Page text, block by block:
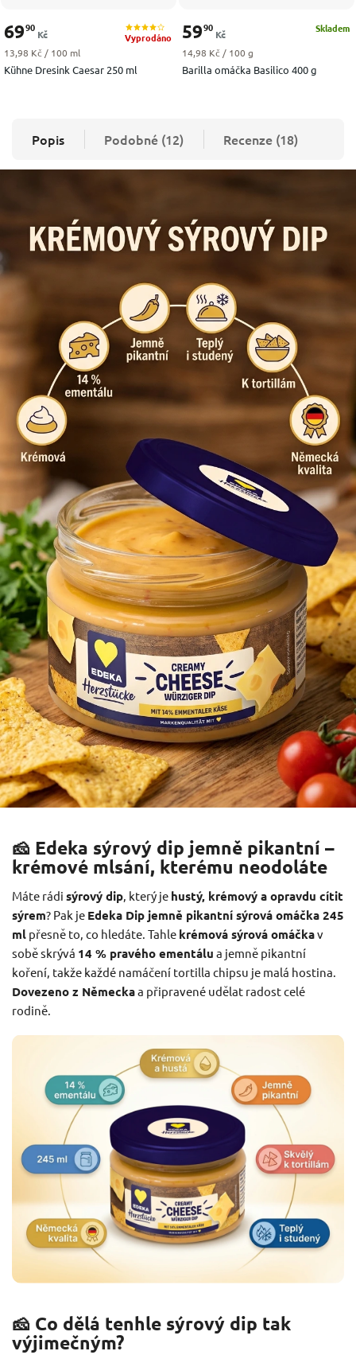
Kühne Dresink Caesar 250 ml
Vyprodáno
6990
Kč
Měrná cena:
13,98 Kč / 100 ml
Barilla omáčka Basilico 400 g
Skladem
5990
Kč
Měrná cena:
14,98 Kč / 100 g
Popis Podobné (12) Recenze (18)
🧀 Edeka sýrový dip jemně pikantní –
krémové mlsání, kterému neodoláte
Máte rádi sýrový dip, který je hustý, krémový a opravdu cítit
sýrem? Pak je Edeka Dip jemně pikantní sýrová omáčka 245
ml přesně to, co hledáte. Tahle krémová sýrová omáčkav
sobě skrývá 14 % pravého ementálu a jemně pikantní
koření, takže každé namáčení tortilla chipsu je malá hostina.
Dovezeno z Německaa připravené udělat radost celé
rodině.
🧀 Co dělá tenhle sýrový dip tak
výjimečným?